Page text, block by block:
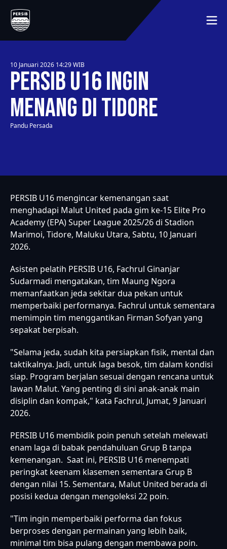
BERANDA
JADWAL
MEDIA
TENTANG KLUB
SEJARAH
PEMAIN
MITRA
LAINNYA
HUBUNGI KAMI
SYARAT DAN KETENTUAN
10 Januari 2026 14:29WIB
PERSIB U16 Ingin
Menang di Tidore
Pandu Persada
PERSIB U16 mengincar kemenangan saat
menghadapi Malut United pada gim ke-15 Elite Pro
Academy (EPA) Super League 2025/26 di Stadion
Marimoi, Tidore, Maluku Utara, Sabtu, 10 Januari
2026.
Asisten pelatih PERSIB U16, Fachrul Ginanjar
Sudarmadi mengatakan, tim Maung Ngora
memanfaatkan jeda sekitar dua pekan untuk
memperbaiki performanya. Fachrul untuk sementara
memimpin tim menggantikan Firman Sofyan yang
sepakat berpisah.
"Selama jeda, sudah kita persiapkan fisik, mental dan
taktikalnya. Jadi, untuk laga besok, tim dalam kondisi
siap. Program berjalan sesuai dengan rencana untuk
lawan Malut. Yang penting di sini anak-anak main
disiplin dan kompak," kata Fachrul, Jumat, 9 Januari
2026.
PERSIB U16 membidik poin penuh setelah melewati
enam laga di babak pendahuluan Grup B tanpa
kemenangan. Saat ini, PERSIB U16 menempati
peringkat keenam klasemen sementara Grup B
dengan nilai 15. Sementara, Malut United berada di
posisi kedua dengan mengoleksi 22 poin.
"Tim ingin memperbaiki performa dan fokus
berproses dengan permainan yang lebih baik,
minimal tim bisa pulang dengan membawa poin.